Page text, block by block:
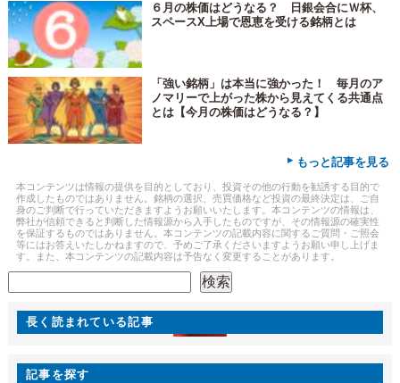
６月の株価はどうなる？ 日銀会合にＷ杯、
スペースX上場で恩恵を受ける銘柄とは
「強い銘柄」は本当に強かった！ 毎月のア
ノマリーで上がった株から見えてくる共通点
とは【今月の株価はどうなる？】
▸ もっと記事を見る
本コンテンツは情報の提供を目的としており、投資その他の行動を勧誘する目的で
作成したものではありません。銘柄の選択、売買価格など投資の最終決定は、ご自
身のご判断で行っていただきますようお願いいたします。本コンテンツの情報は、
弊社が信頼できると判断した情報源から入手したものですが、その情報源の確実性
を保証するものではありません。本コンテンツの記載内容に関するご質問・ご照会
等にはお答えいたしかねますので、予めご了承くださいますようお願い申し上げま
す。また、本コンテンツの記載内容は予告なく変更することがあります。
検索
長く読まれている記事
記事を探す